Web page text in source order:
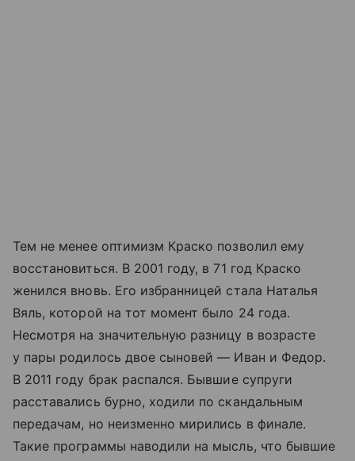
Тем не менее оптимизм Краско позволил ему
восстановиться. В 2001 году, в 71 год Краско
женился вновь. Его избранницей стала Наталья
Вяль, которой на тот момент было 24 года.
Несмотря на значительную разницу в возрасте
у пары родилось двое сыновей — Иван и Федор.
В 2011 году брак распался. Бывшие супруги
расставались бурно, ходили по скандальным
передачам, но неизменно мирились в финале.
Такие программы наводили на мысль, что бывшие